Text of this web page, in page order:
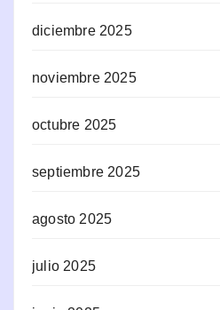
diciembre 2025
noviembre 2025
octubre 2025
septiembre 2025
agosto 2025
julio 2025